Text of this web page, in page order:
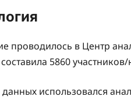
проводилось в Центр
5860
использовался